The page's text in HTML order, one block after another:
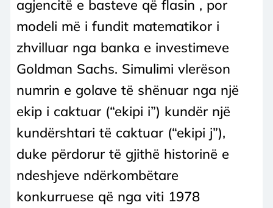
agjencitë e basteve që flasin , por
modeli më i fundit matematikor i
zhvilluar nga banka e investimeve
Goldman Sachs. Simulimi vlerëson
numrin e golave ​​të shënuar nga një
ekip i caktuar (“ekipi i”) kundër një
kundërshtari të caktuar (“ekipi j”),
duke përdorur të gjithë historinë e
ndeshjeve ndërkombëtare
konkurruese që nga viti 1978